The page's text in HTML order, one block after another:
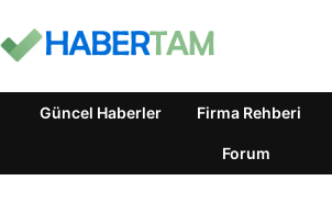
Güncel Haberler Firma Rehberi
Forum